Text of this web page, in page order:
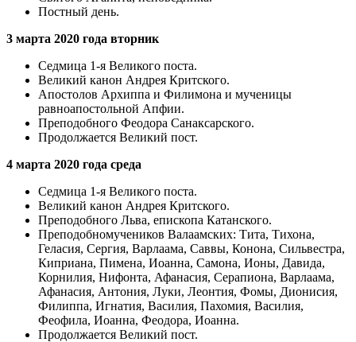
Постный день.
3 марта 2020 года вторник
Седмица 1-я Великого поста.
Великий канон Андрея Критского.
Апостолов Архиппа и Филимонa и мученицы
равноaпостольной Апфии.
Преподобного Феодора Санаксарского.
Продолжается Великий пост.
4 марта 2020 года среда
Седмица 1-я Великого поста.
Великий канон Андрея Критского.
Преподобного Льва, епископа Катанского.
Преподобномучеников Валаамских: Тита, Тихона,
Геласия, Сергия, Варлаама, Саввы, Конона, Сильвестра,
Киприана, Пимена, Иоанна, Самона, Ионы, Давида,
Корнилия, Нифонта, Афанасия, Серапиона, Варлаама,
Афанасия, Антония, Луки, Леонтия, Фомы, Дионисия,
Филиппа, Игнатия, Василия, Пахомия, Василия,
Феофила, Иоанна, Феодора, Иоанна.
Продолжается Великий пост.